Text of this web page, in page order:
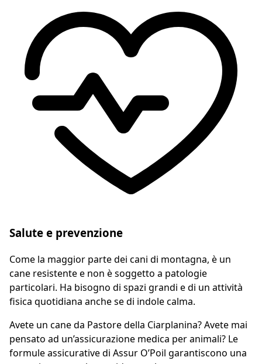
Salute e prevenzione
Come la maggior parte dei cani di montagna, è un
cane resistente e non è soggetto a patologie
particolari. Ha bisogno di spazi grandi e di un attività
fisica quotidiana anche se di indole calma.
Avete un cane da Pastore della Ciarplanina? Avete mai
pensato ad un’assicurazione medica per animali? Le
formule assicurative di Assur O’Poil garantiscono una